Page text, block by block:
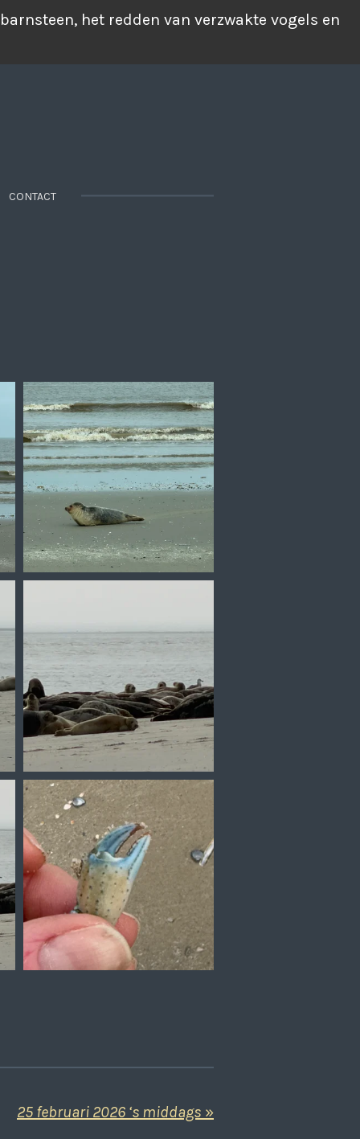
het redden van verzwakte vogels en
CONTACT
25 februari 2026 ‘s middags »